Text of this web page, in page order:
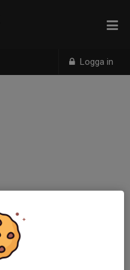
Logga in